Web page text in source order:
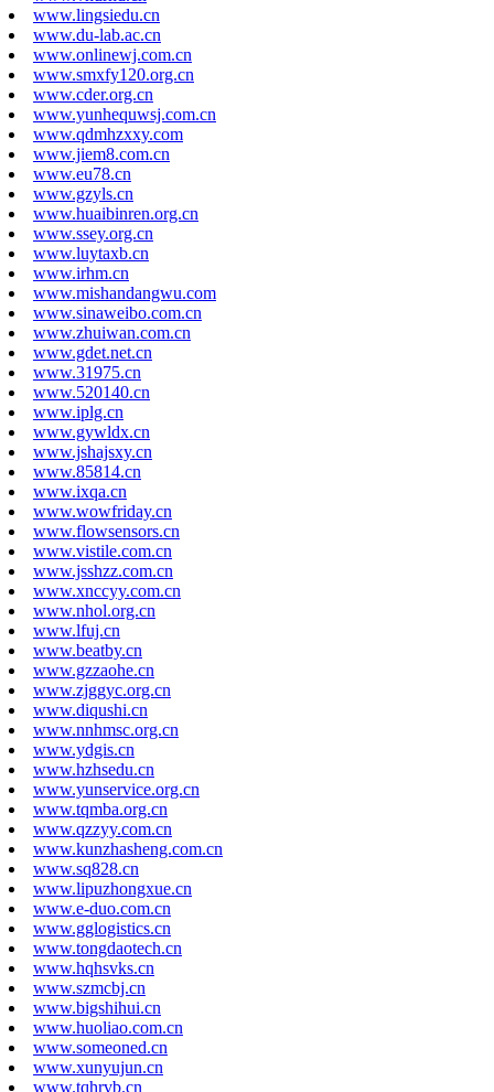
www.lingsiedu.cn
www.du-lab.ac.cn
www.onlinewj.com.cn
www.smxfy120.org.cn
www.cder.org.cn
www.yunhequwsj.com.cn
www.qdmhzxxy.com
www.jiem8.com.cn
www.eu78.cn
www.gzyls.cn
www.huaibinren.org.cn
www.ssey.org.cn
www.luytaxb.cn
www.irhm.cn
www.mishandangwu.com
www.sinaweibo.com.cn
www.zhuiwan.com.cn
www.gdet.net.cn
www.31975.cn
www.520140.cn
www.iplg.cn
www.gywldx.cn
www.jshajsxy.cn
www.85814.cn
www.ixqa.cn
www.wowfriday.cn
www.flowsensors.cn
www.vistile.com.cn
www.jsshzz.com.cn
www.xnccyy.com.cn
www.nhol.org.cn
www.lfuj.cn
www.beatby.cn
www.gzzaohe.cn
www.zjggyc.org.cn
www.diqushi.cn
www.nnhmsc.org.cn
www.ydgis.cn
www.hzhsedu.cn
www.yunservice.org.cn
www.tqmba.org.cn
www.qzzyy.com.cn
www.kunzhasheng.com.cn
www.sq828.cn
www.lipuzhongxue.cn
www.e-duo.com.cn
www.gglogistics.cn
www.tongdaotech.cn
www.hqhsvks.cn
www.szmcbj.cn
www.bigshihui.cn
www.huoliao.com.cn
www.someoned.cn
www.xunyujun.cn
www.tqhrvb.cn